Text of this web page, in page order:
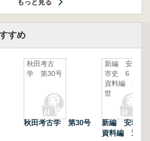
もっと見る
すめ
秋田考古
学 第30号
秋田考古学 第30号
新編 安城
市史 6
資料編 近
世
新編 安城
資料編 近世